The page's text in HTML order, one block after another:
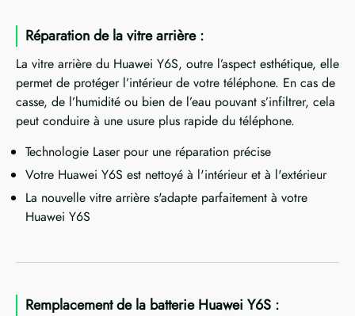
Réparation de la vitre arrière :
La vitre arrière du Huawei Y6S, outre l’aspect esthétique, elle
permet de protéger l’intérieur de votre téléphone. En cas de
casse, de l’humidité ou bien de l’eau pouvant s’infiltrer, cela
peut conduire à une usure plus rapide du téléphone.
Technologie Laser pour une réparation précise
Votre Huawei Y6S est nettoyé à l'intérieur et à l'extérieur
La nouvelle vitre arrière s'adapte parfaitement à votre
Huawei Y6S
Remplacement de la batterie Huawei Y6S :